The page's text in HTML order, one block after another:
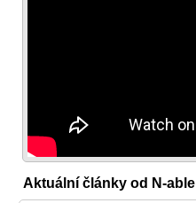
Aktuální články od N-able